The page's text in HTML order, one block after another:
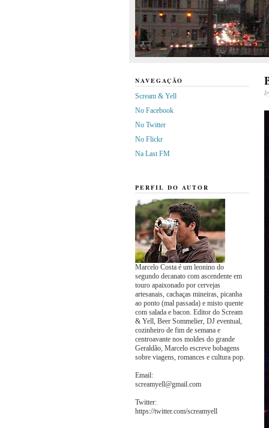
NAVEGAÇÃO
Scream & Yell
No Facebook
No Twitter
No Flickr
Na Last FM
PERFIL DO AUTOR
Marcelo Costa é um leonino do
segundo decanato com ascendente em
touro apaixonado por cervejas
artesanais, cachaças mineiras, picanha
ao ponto (mal passada) e misto quente
com salada e bacon. Editor do Scream
& Yell, Beer Sommelier, DJ eventual,
cozinheiro de fim de semana e
centroavante nos moldes do grande
Geraldão, Marcelo escreve bobagens
sobre viagens, romances e cultura pop.
Email:
screamyell@gmail.com
Twitter:
https://twitter.com/screamyell